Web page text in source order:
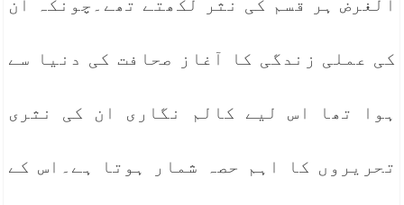
الغرض ہر قسم کی نثر لکھتے تھے۔چونکہ ان
کی عملی زندگی کا آغاز صحافت کی دنیا سے
ہوا تھا اس لیے کالم نگاری ان کی نثری
تحریروں کا اہم حصہ شمار ہوتا ہے۔اس کے